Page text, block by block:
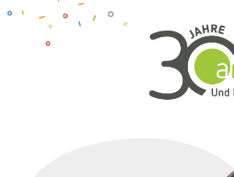
NAHaufnahmen
Video